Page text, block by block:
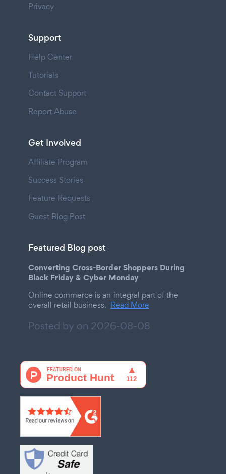
Privacy
Support
Help Center
Tutorials
Contact Support
Report Abuse
Get Involved
Affiliate Program
Success Stories
Feature Requests
Guest Blog Post
Featured Blog post
Converting Cross-Border Shoppers During
Black Friday & Cyber Monday
Online commerce is an integral part of the
overall retail business. Read More
Posted by on 2026-08-08